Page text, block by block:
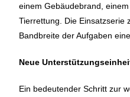
einem Gebäudebrand,
Tierrettung. Die Einsatzserie
Bandbreite der Aufgaben
Neue
Ein bedeutender Schritt zur